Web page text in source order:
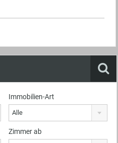
Immobilien-Art
Alle
Zimmer ab